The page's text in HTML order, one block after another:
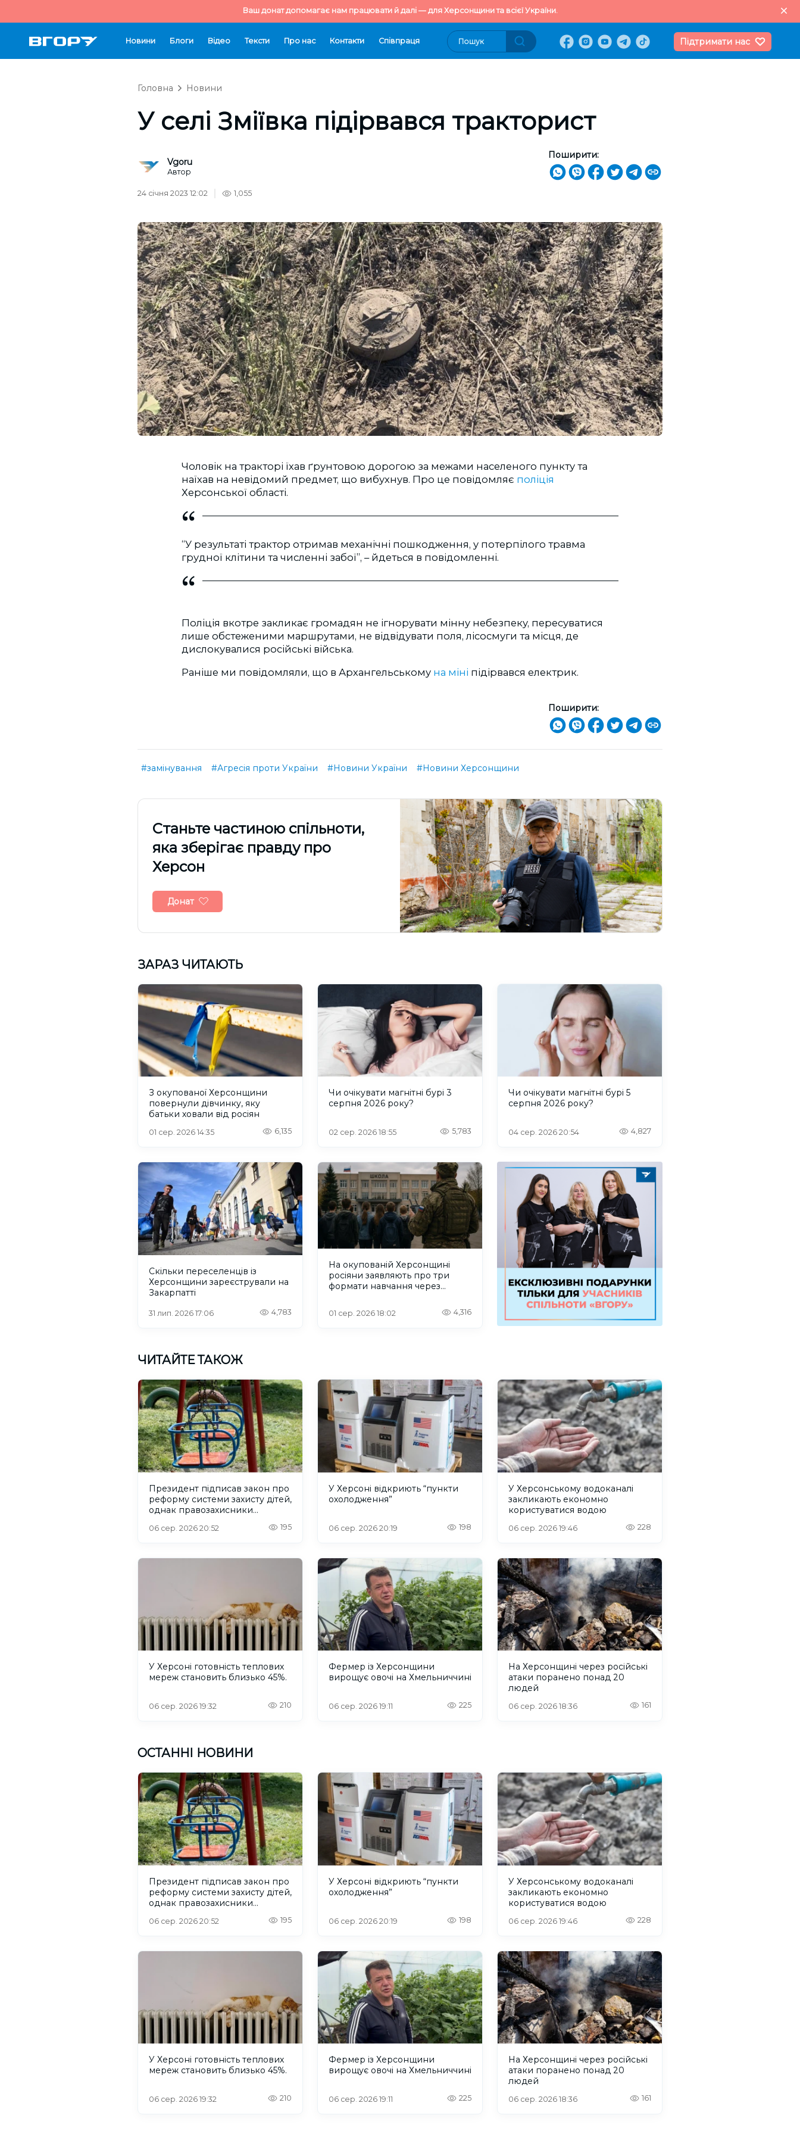
Ваш донат допомагає нам працювати й далі — для Херсонщини та всієї України.
Новини Блоги Відео Тексти Про нас Контакти Cпівпраця Підтримати нас
Головна Новини
У селі Зміївка підірвався тракторист
Vgoru
Автор
Поширити:
24 січня 2023 12:02 1,055
Чоловік на тракторі їхав ґрунтовою дорогою за межами населеного пункту та
наїхав на невідомий предмет, що вибухнув. Про це повідомляє поліція
Херсонської області.
“У результаті трактор отримав механічні пошкодження, у потерпілого травма
грудної клітини та численні забої”, – йдеться в повідомленні.
Поліція вкотре закликає громадян не ігнорувати мінну небезпеку, пересуватися
лише обстеженими маршрутами, не відвідувати поля, лісосмуги та місця, де
дислокувалися російські війська.
Раніше ми повідомляли, що в Архангельському на міні підірвався електрик.
Поширити:
#замінування #Агресія проти України #Новини України #Новини Херсонщини
Cтаньте частиною спільноти,
яка зберігає правду про
Херсон
Донат
ЗАРАЗ ЧИТАЮТЬ
З окупованої Херсонщини
повернули дівчинку, яку
батьки ховали від росіян
01 сер. 2026 14:35 6,135
Чи очікувати магнітні бурі 3
серпня 2026 року?
02 сер. 2026 18:55 5,783
Чи очікувати магнітні бурі 5
серпня 2026 року?
04 сер. 2026 20:54 4,827
Скільки переселенців із
Херсонщини зареєстрували на
Закарпатті
31 лип. 2026 17:06 4,783
На окупованій Херсонщині
росіяни заявляють про три
формати навчання через
01 сер. 2026 18:02 4,316
ЧИТАЙТЕ ТАКОЖ
Президент підписав закон про
реформу системи захисту дітей,
однак правозахисники
06 сер. 2026 20:52 195
У Херсоні відкриють “пункти
охолодження”
06 сер. 2026 20:19 198
У Херсонському водоканалі
закликають економно
користуватися водою
06 сер. 2026 19:46 228
У Херсоні готовність теплових
мереж становить близько 45%.
06 сер. 2026 19:32 210
Фермер із Херсонщини
вирощує овочі на Хмельниччині
06 сер. 2026 19:11 225
На Херсонщині через російські
атаки поранено понад 20
людей
06 сер. 2026 18:36 161
ОСТАННІ НОВИНИ
Президент підписав закон про
реформу системи захисту дітей,
однак правозахисники
06 сер. 2026 20:52 195
У Херсоні відкриють “пункти
охолодження”
06 сер. 2026 20:19 198
У Херсонському водоканалі
закликають економно
користуватися водою
06 сер. 2026 19:46 228
У Херсоні готовність теплових
мереж становить близько 45%.
06 сер. 2026 19:32 210
Фермер із Херсонщини
вирощує овочі на Хмельниччині
06 сер. 2026 19:11 225
На Херсонщині через російські
атаки поранено понад 20
людей
06 сер. 2026 18:36 161